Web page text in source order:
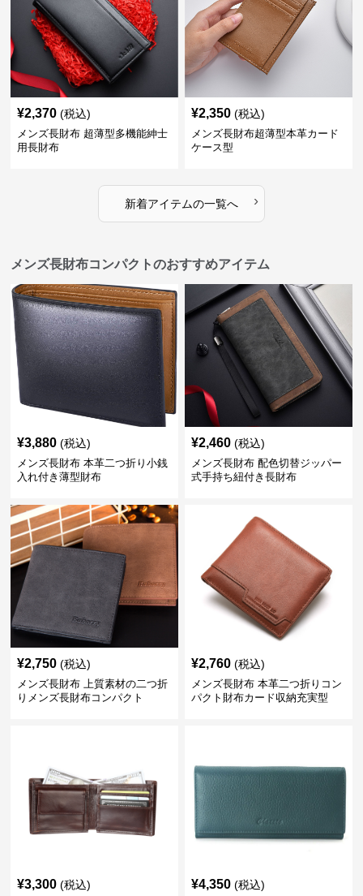
¥2,370 (税込)
メンズ長財布 超薄型多機能紳士
用長財布
¥2,350 (税込)
メンズ長財布超薄型本革カード
ケース型
新着アイテムの一覧へ ›
メンズ長財布コンパクトのおすすめアイテム
¥3,880 (税込)
メンズ長財布 本革二つ折り小銭
入れ付き薄型財布
¥2,460 (税込)
メンズ長財布 配色切替ジッパー
式手持ち紐付き長財布
¥2,750 (税込)
メンズ長財布 上質素材の二つ折
りメンズ長財布コンパクト
¥2,760 (税込)
メンズ長財布 本革二つ折りコン
パクト財布カード収納充実型
¥3,300 (税込) ¥4,350 (税込)